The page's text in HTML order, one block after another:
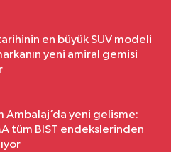
en büyük SUV modeli
yeni amiral gemisi
Ambalaj’da yeni gelişme:
tüm BIST endekslerinden